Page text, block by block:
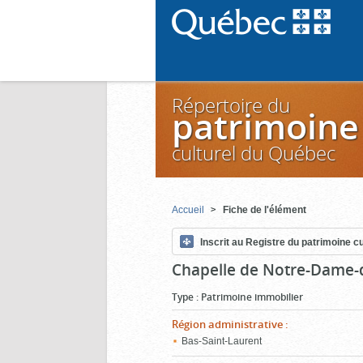
Répertoire du
patrimoine
culturel du Québec
Accueil Fiche de l'élément
Inscrit au Registre du patrimoine
Chapelle de Notre-
Type : Patrimoine immobilier
Région administrative :
Bas-Saint-Laurent